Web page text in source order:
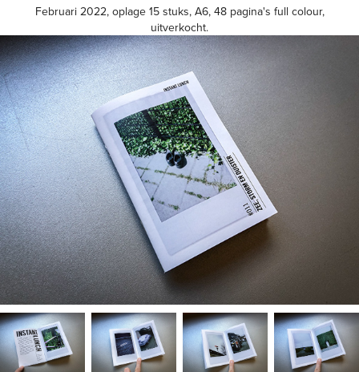
Februari 2022, oplage 15 stuks, A6, 48 pagina's full colour,
uitverkocht.